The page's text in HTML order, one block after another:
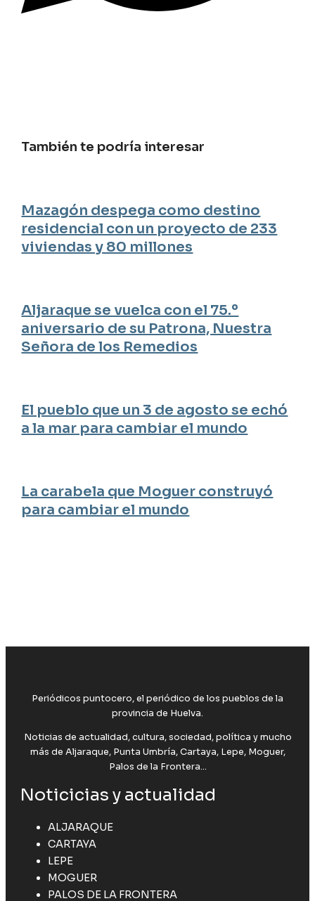
También te podría interesar
Mazagón despega como destino
residencial con un proyecto de 233
viviendas y 80 millones
Aljaraque se vuelca con el 75.º
aniversario de su Patrona, Nuestra
Señora de los Remedios
El pueblo que un 3 de agosto se echó
a la mar para cambiar el mundo
La carabela que Moguer construyó
para cambiar el mundo
Periódicos puntocero, el periódico de los pueblos de la
provincia de Huelva.
Noticias de actualidad, cultura, sociedad, política y mucho
más de Aljaraque, Punta Umbría, Cartaya, Lepe, Moguer,
Palos de la Frontera...
Noticicias y actualidad
ALJARAQUE
CARTAYA
LEPE
MOGUER
PALOS DE LA FRONTERA